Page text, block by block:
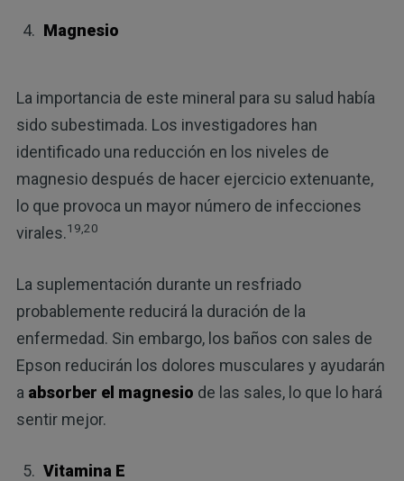
Magnesio
La importancia de este mineral para su salud había
sido subestimada. Los investigadores han
identificado una reducción en los niveles de
magnesio después de hacer ejercicio extenuante,
lo que provoca un mayor número de infecciones
virales.19,20
La suplementación durante un resfriado
probablemente reducirá la duración de la
enfermedad. Sin embargo, los baños con sales de
Epson reducirán los dolores musculares y ayudarán
a absorber el magnesio de las sales, lo que lo hará
sentir mejor.
Vitamina E